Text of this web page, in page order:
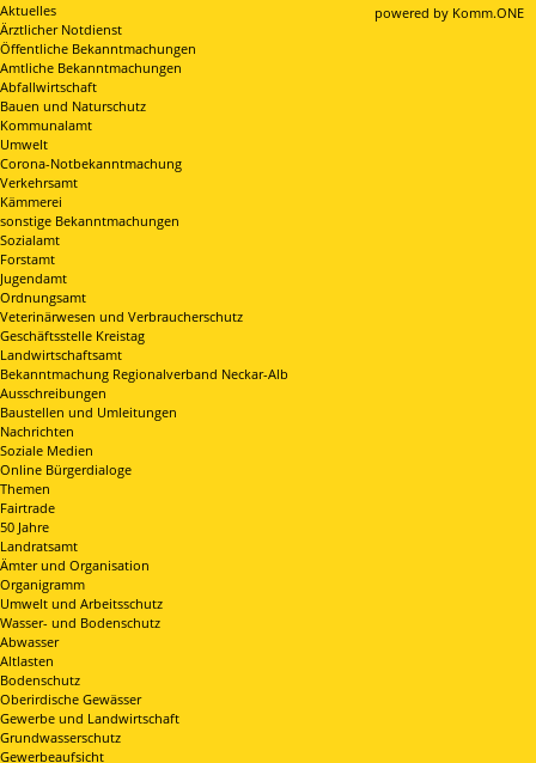
powered by Komm.ONE
Aktuelles
Ärztlicher Notdienst
Öffentliche Bekanntmachungen
Amtliche Bekanntmachungen
Abfallwirtschaft
Bauen und Naturschutz
Kommunalamt
Umwelt
Corona-Notbekanntmachung
Verkehrsamt
Kämmerei
sonstige Bekanntmachungen
Sozialamt
Forstamt
Jugendamt
Ordnungsamt
Veterinärwesen und Verbraucherschutz
Geschäftsstelle Kreistag
Landwirtschaftsamt
Bekanntmachung Regionalverband Neckar-Alb
Ausschreibungen
Baustellen und Umleitungen
Nachrichten
Soziale Medien
Online Bürgerdialoge
Themen
Fairtrade
50 Jahre
Landratsamt
Ämter und Organisation
Organigramm
Umwelt und Arbeitsschutz
Wasser- und Bodenschutz
Abwasser
Altlasten
Bodenschutz
Oberirdische Gewässer
Gewerbe und Landwirtschaft
Grundwasserschutz
Gewerbeaufsicht